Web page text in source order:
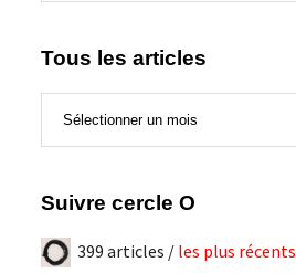
Tous les articles
Suivre cercle O
399 articles / les plus récents